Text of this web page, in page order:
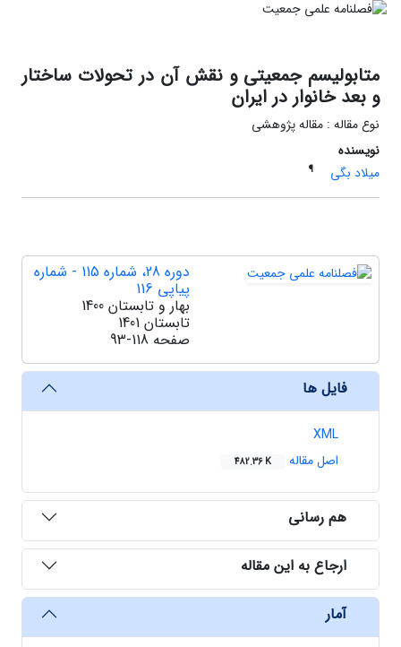
متابولیسم جمعیتی و نقش آن در تحولات ساختار
و بعد خانوار در ایران
نوع مقاله : مقاله پژوهشی
نویسنده
میلاد بگی
¶
دوره 28، شماره 115 - شماره
پیاپی 116
بهار و تابستان 1400
تابستان 1401
صفحه 93-118
فایل ها
XML
اصل مقاله
482.36 K
هم رسانی
ارجاع به این مقاله
آمار